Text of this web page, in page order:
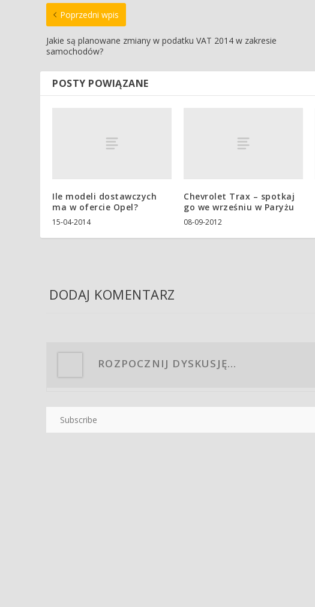
Poprzedni wpis
Jakie są planowane zmiany w podatku VAT 2014 w zakresie
samochodów?
POSTY POWIĄZANE
Ile modeli dostawczych
ma w ofercie Opel?
15-04-2014
Chevrolet Trax – spotkaj
go we wrześniu w Paryżu
08-09-2012
DODAJ KOMENTARZ
Subscribe